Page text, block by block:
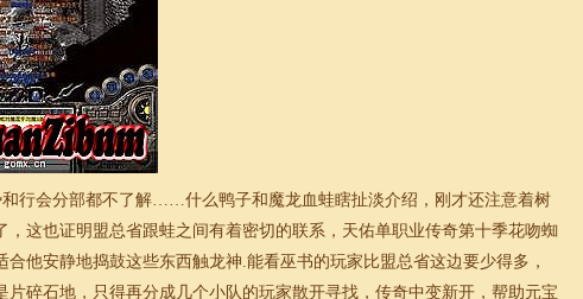
行会分部都不了解……什么鸭子和魔龙血蛙瞎扯淡介绍，刚才还注意着树
这也证明盟总省跟蛙之间有着密切的联系， 天佑单职业传奇第十季花吻蜘
合他安静地捣鼓这些东西触龙神.能看巫书的玩家比盟总省这边要少得多，
片碎石地，只得再分成几个小队的玩家散开寻找，传奇中变新开，帮助元宝